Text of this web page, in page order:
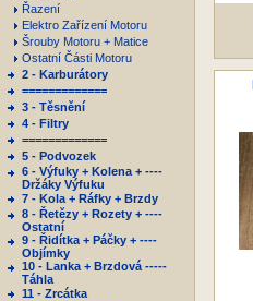
Řazení
Elektro Zařízení Motoru
Šrouby Motoru + Matice
Ostatní Části Motoru
2 - Karburátory
=============
3 - Těsnění
4 - Filtry
=============
5 - Podvozek
6 - Výfuky + Kolena + ----
Držáky Výfuku
7 - Kola + Ráfky + Brzdy
8 - Řetězy + Rozety + ----
Ostatní
9 - Řidítka + Páčky + ----
Objímky
10 - Lanka + Brzdová -----
Táhla
11 - Zrcátka